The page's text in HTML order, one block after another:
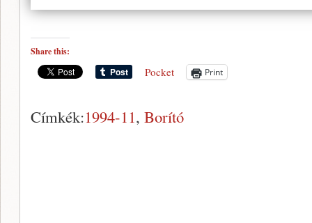
Share this:
Pocket Print
Címkék:1994-11, Borító